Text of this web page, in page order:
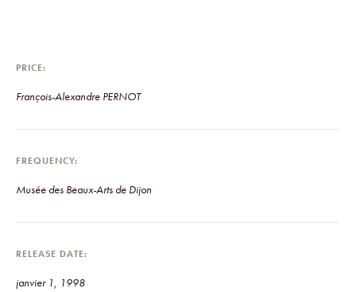
PRICE
François-Alexandre PERNOT
FREQUENCY
Musée des Beaux-Arts de Dijon
RELEASE DATE
janvier 1, 1998